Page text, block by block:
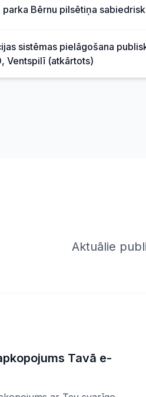
parka Bērnu pilsētiņa
sistēmas pielāgošana
Ventspilī (atkārtots)
Aktuālie
Tavā e-